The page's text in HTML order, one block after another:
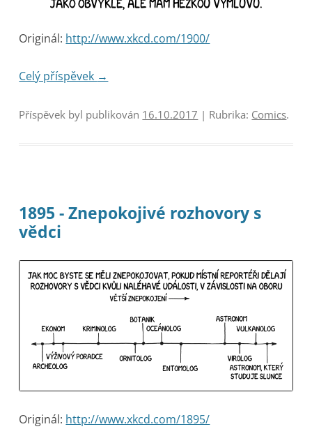
Originál: http://www.xkcd.com/1900/
Celý příspěvek →
Příspěvek byl publikován 16.10.2017 | Rubrika: Comics.
1895 - Znepokojivé rozhovory s
vědci
Originál: http://www.xkcd.com/1895/